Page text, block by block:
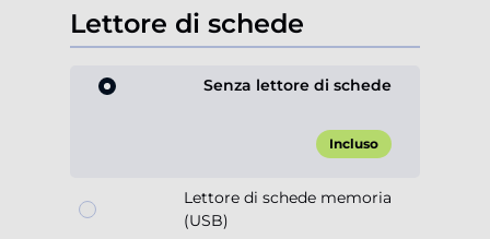
Lettore di schede
Senza lettore di schede
Incluso
Lettore di schede memoria
(USB)